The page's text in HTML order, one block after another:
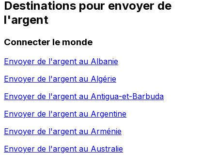
Destinations pour envoyer de
l'argent
Connecter le monde
Envoyer de l'argent au Albanie
Envoyer de l'argent au Algérie
Envoyer de l'argent au Antigua-et-Barbuda
Envoyer de l'argent au Argentine
Envoyer de l'argent au Arménie
Envoyer de l'argent au Australie